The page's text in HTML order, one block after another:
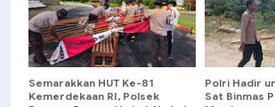
Semarakkan HUT Ke-81
Kemerdekaan RI, Polsek
Polri Hadir
Sat Binmas